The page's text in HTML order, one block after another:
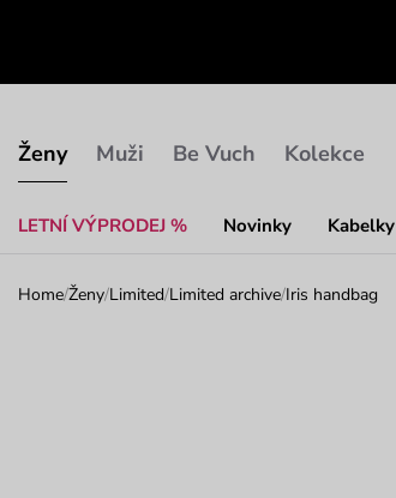
Ženy
LETNÍ VÝPRODEJ % Novinky Kabelky
Muži Be Vuch Kolekce
Home/Ženy/Limited/Limited archive/Iris handbag